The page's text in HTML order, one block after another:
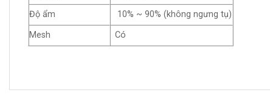
Độ ẩm
10% ~ 90% (không ngưng tụ)
Mesh
Có